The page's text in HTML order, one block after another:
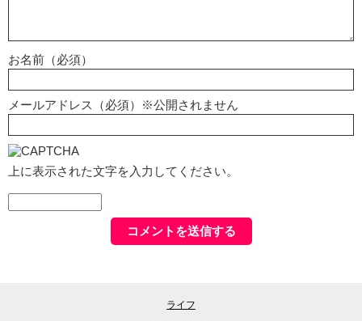
お名前（必須）
メールアドレス（必須）※公開されません
上に表示された文字を入力してください。
ライフ